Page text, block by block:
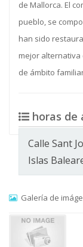
de Mallorca. El
pueblo, se
han sido
mejor
de ámbito
horas de
Calle Sant
Islas
Galería de